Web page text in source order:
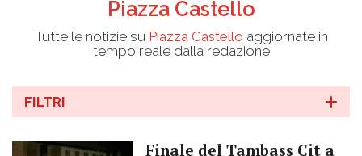
Piazza Castello
Tutte le notizie su Piazza Castello aggiornate in
tempo reale dalla redazione
FILTRI
Finale del Tambass Cit a